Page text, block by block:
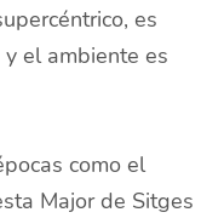
es
el ambiente es
como el
Major de Sitges